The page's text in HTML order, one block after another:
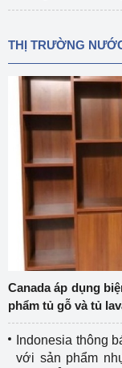
THỊ TRƯỜNG
Canada áp dụng
phẩm tủ gỗ và tủ
Indonesia thông
với sản phẩm